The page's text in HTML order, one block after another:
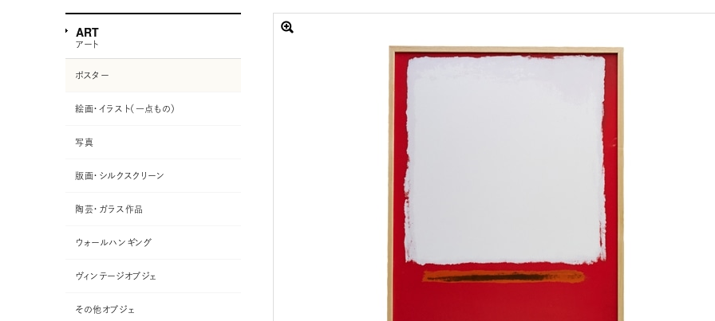
ART
アート
ポスター
絵画・イラスト（一点もの）
写真
版画・シルクスクリーン
陶芸・ガラス作品
ウォールハンギング
ヴィンテージオブジェ
その他オブジェ